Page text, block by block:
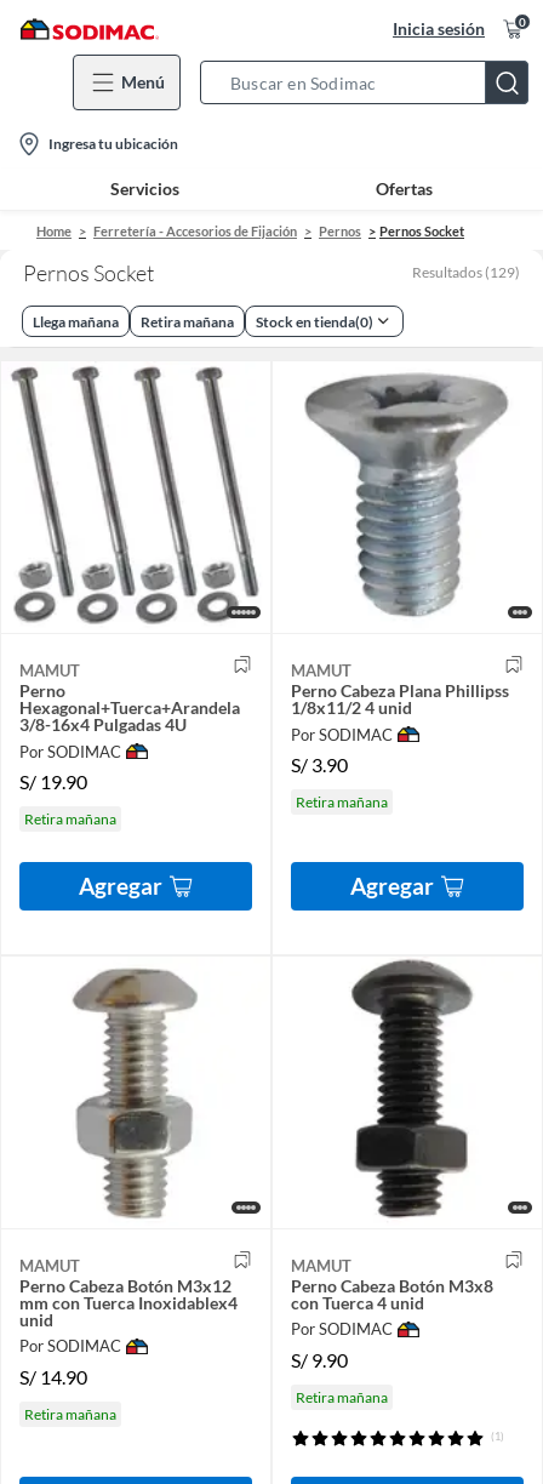
Inicia sesión 0
Menú
Bar
location-
icon
Ingresa tu ubicación
Servicios Ofertas
Home Ferretería - Accesorios de Fijación Pernos Pernos Socket
Pernos Socket Resultados (129)
Llega mañana Retira mañana Stock en tienda(0)
MAMUT
Perno
Hexagonal+Tuerca+Arandela
3/8-16x4 Pulgadas 4U
Por SODIMAC
S/ 19.90
Retira mañana
Agregar
MAMUT
Perno Cabeza Plana Phillipss
1/8x11/2 4 unid
Por SODIMAC
S/ 3.90
Retira mañana
Agregar
MAMUT
Perno Cabeza Botón M3x12
mm con Tuerca Inoxidablex4
unid
Por SODIMAC
S/ 14.90
Retira mañana
MAMUT
Perno Cabeza Botón M3x8
con Tuerca 4 unid
Por SODIMAC
S/ 9.90
Retira mañana
(1)